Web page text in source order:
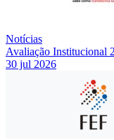
Notícias
Avaliação Institucional
30 jul 2026